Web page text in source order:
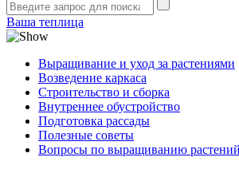
Ваша теплица
Выращивание и уход за растениями
Возведение каркаса
Строительство и сборка
Внутреннее обустройство
Подготовка рассады
Полезные советы
Вопросы по выращиванию растений